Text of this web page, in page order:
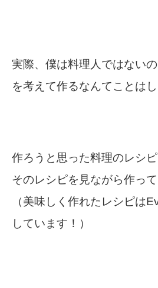
実際、僕は料理人ではない
を考えて作るなんてことはし
作ろうと思った料理のレシ
そのレシピを見ながら作って
（美味しく作れたレシピは
しています！）